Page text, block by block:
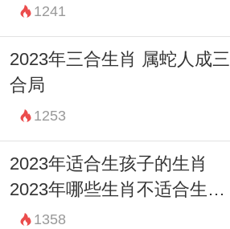
1241
2023年三合生肖 属蛇人成三
合局
1253
2023年适合生孩子的生肖
2023年哪些生肖不适合生孩
子 1358